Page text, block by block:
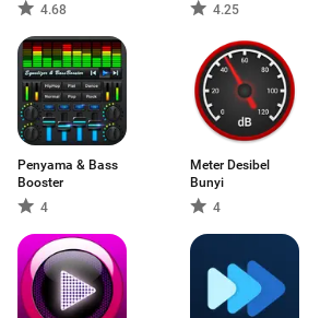
4.68
4.25
Penyama & Bass
Booster
4
Meter Desibel
Bunyi
4